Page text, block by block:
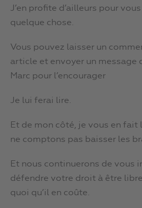
J’en profite d’ailleurs pour
quelque chose.
Vous pouvez laisser un
article et envoyer un message
Marc pour l’encourager
Je lui ferai lire.
Et de mon côté, je vous en fait
ne comptons pas baisser les
Et nous continuerons de vous
défendre votre droit à être
quoi qu’il en coûte.